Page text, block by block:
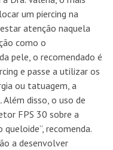
um piercing na
atenção naquela
como o
pele, o recomendado é
e passe a utilizar os
ou tatuagem, a
disso, o uso de
FPS 30 sobre a
recomenda.
a desenvolver